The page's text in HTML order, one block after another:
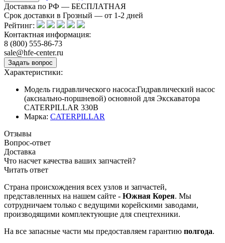
Доставка по РФ — БЕСПЛАТНАЯ
Срок доставки в Грозный — от 1-2 дней
Рейтинг:
Контактная информация:
8 (800) 555-86-73
sale@hfe-center.ru
Характеристики:
Модель гидравлического насоса:Гидравлический насос
(аксиально-поршневой) основной для Экскаватора
CATERPILLAR 330B
Марка: CATERPILLAR
Отзывы
Вопрос-ответ
Доставка
Что насчет качества ваших запчастей?
Читать ответ
Страна происхождения всех узлов и запчастей,
представленных на нашем сайте - Южная Корея. Мы
сотрудничаем только с ведущими корейскими заводами,
производящими комплектующие для спецтехники.
На все запасные части мы предоставляем гарантию полгода.